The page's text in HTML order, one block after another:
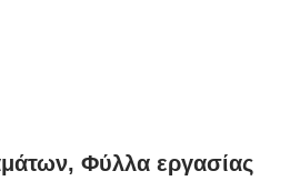
Φύλλα εργασίας